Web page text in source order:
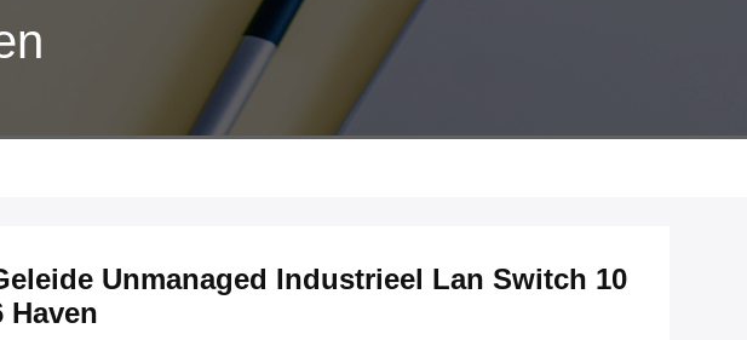
Unmanaged Industrieel Lan Switch 10
Haven